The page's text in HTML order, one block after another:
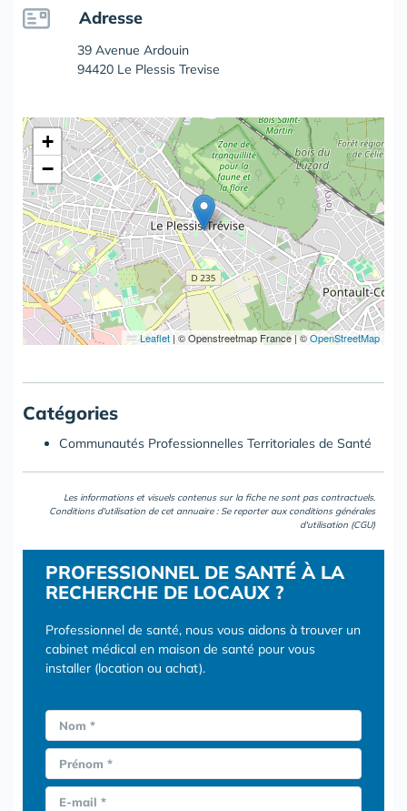
Adresse
39 Avenue Ardouin
94420 Le Plessis Trevise
+
−
Leaflet |© Openstreetmap France | ©OpenStreetMap
Catégories
Communautés Professionnelles Territoriales de Santé
Les informations et visuels contenus sur la fiche ne sont pas contractuels.
Conditions d'utilisation de cet annuaire : Se reporter aux conditions générales
d'utilisation (CGU)
PROFESSIONNEL DE SANTÉ À LA
RECHERCHE DE LOCAUX ?
Professionnel de santé, nous vous aidons à trouver un
cabinet médical en maison de santé pour vous
installer (location ou achat).
Nom *
Prénom *
E-mail *